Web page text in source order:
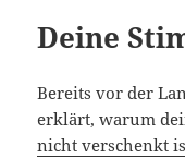
Deine
Bereits vor der
erklärt, warum
nicht verschenkt